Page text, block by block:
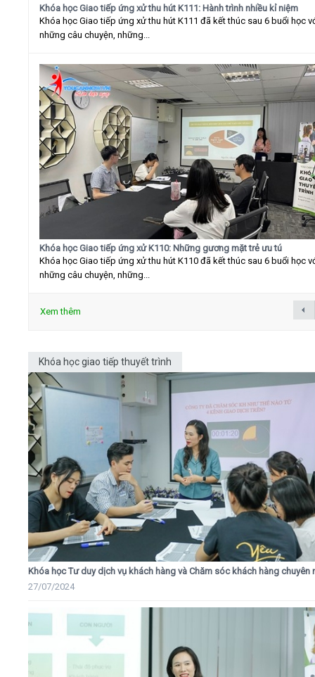
Khóa học Giao tiếp ứng xử thu hút K111: Hành trình nhiều kỉ niệm
Khóa học Giao tiếp ứng xử thu hút K111 đã kết thúc sau 6 buổi học
những câu chuyện, những...
Khóa học Giao tiếp ứng xử K110: Những gương mặt trẻ ưu tú
Khóa học Giao tiếp ứng xử thu hút K110 đã kết thúc sau 6 buổi học
những câu chuyện, những...
Xem thêm
Khóa học giao tiếp thuyết trình
Khóa học Tư duy dịch vụ khách hàng và Chăm sóc khách hàng chuyên
27/07/2024